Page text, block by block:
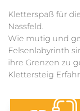
Kletterspaß für
Nassfeld.
Wie mutig und
Felsenlabyrinth
ihre Grenzen zu
Klettersteig